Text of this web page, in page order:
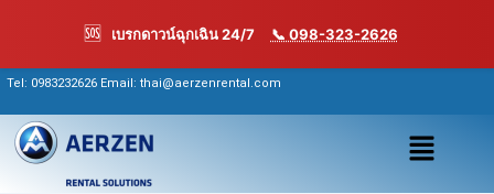
🆘 เบรกดาวน์ฉุกเฉิน 24/7 📞 098-323-2626
content
Tel: 0983232626 Email: thai@aerzenrental.com
เมนู